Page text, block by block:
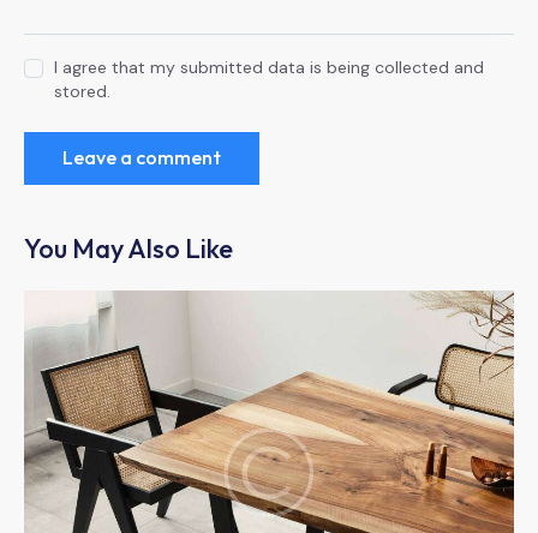
I agree that my submitted data is being collected and
stored.
You May Also Like